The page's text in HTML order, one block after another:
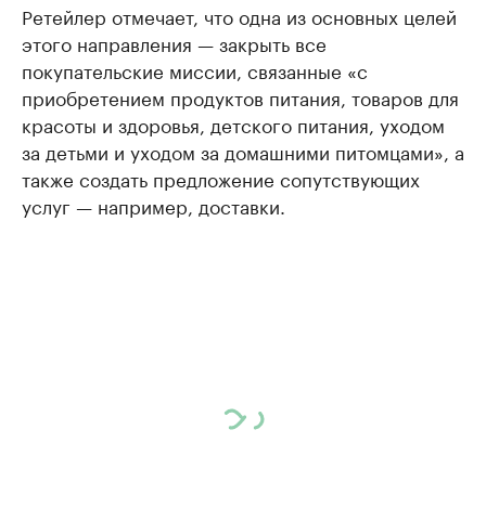
Ретейлер отмечает, что одна из основных целей
этого направления — закрыть все
покупательские миссии, связанные «с
приобретением продуктов питания, товаров для
красоты и здоровья, детского питания, уходом
за детьми и уходом за домашними питомцами», а
также создать предложение сопутствующих
услуг — например, доставки.